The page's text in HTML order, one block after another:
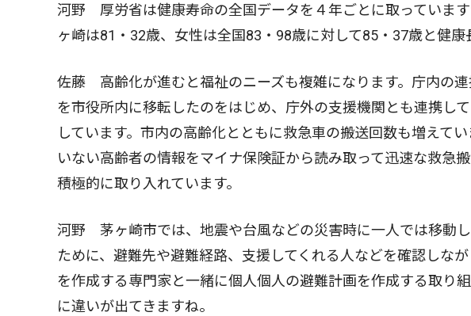
河野 厚労省は健康寿命の全国データを４年ごとに取っていま
ヶ崎は81・32歳、女性は全国83・98歳に対して85・37歳と健康
佐藤 高齢化が進むと福祉のニーズも複雑になります。庁内の
を市役所内に移転したのをはじめ、庁外の支援機関とも連携し
しています。市内の高齢化とともに救急車の搬送回数も増えて
いない高齢者の情報をマイナ保険証から読み取って迅速な救急
積極的に取り入れています。
河野 茅ヶ崎市では、地震や台風などの災害時に一人では移動
ために、避難先や避難経路、支援してくれる人などを確認しな
を作成する専門家と一緒に個人個人の避難計画を作成する取り
に違いが出てきますね。